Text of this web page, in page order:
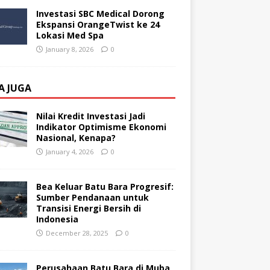
Investasi SBC Medical Dorong
Ekspansi OrangeTwist ke 24
Lokasi Med Spa
January 8, 2026 0
JUGA
Nilai Kredit Investasi Jadi
Indikator Optimisme Ekonomi
Nasional, Kenapa?
January 4, 2026 0
Bea Keluar Batu Bara Progresif:
Sumber Pendanaan untuk
Transisi Energi Bersih di
Indonesia
December 28, 2025 0
Perusahaan Batu Bara di Muba